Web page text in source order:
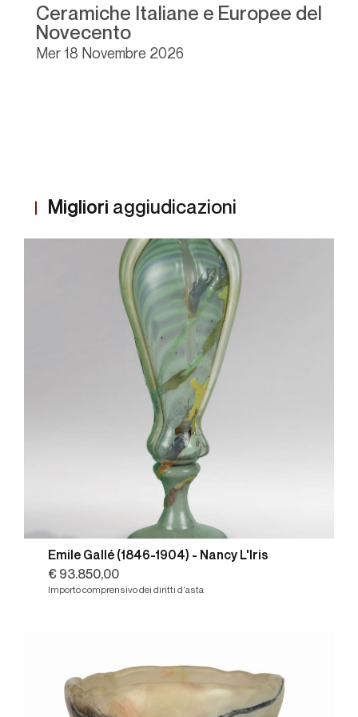
Ceramiche Italiane e Europee del
Novecento
mer 18 Novembre 2026
Migliori aggiudicazioni
Emile Gallé (1846-1904) - Nancy L'Iris
€ 93.850,00
Importo comprensivo dei diritti d'asta